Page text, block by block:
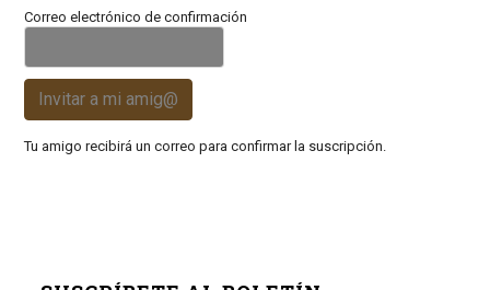
Correo electrónico de confirmación
Invitar a mi amig@
Tu amigo recibirá un correo para confirmar la suscripción.